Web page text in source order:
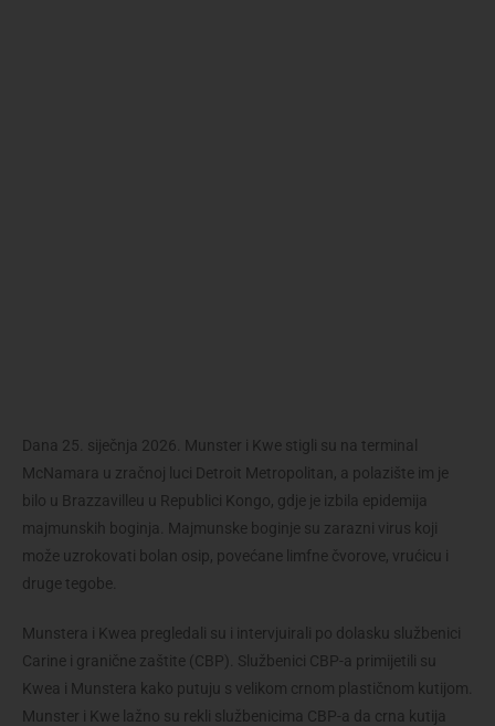
Dana 25. siječnja 2026. Munster i Kwe stigli su na terminal
McNamara u zračnoj luci Detroit Metropolitan, a polazište im je
bilo u Brazzavilleu u Republici Kongo, gdje je izbila epidemija
majmunskih boginja. Majmunske boginje su zarazni virus koji
može uzrokovati bolan osip, povećane limfne čvorove, vrućicu i
druge tegobe.
Munstera i Kwea pregledali su i intervjuirali po dolasku službenici
Carine i granične zaštite (CBP). Službenici CBP-a primijetili su
Kwea i Munstera kako putuju s velikom crnom plastičnom kutijom.
Munster i Kwe lažno su rekli službenicima CBP-a da crna kutija